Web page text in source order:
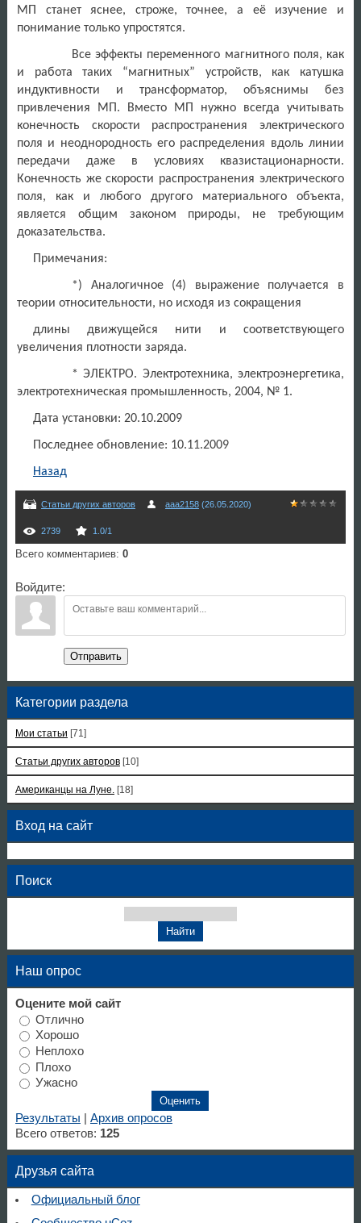
МП станет яснее, строже, точнее, а её изучение и
понимание только упростятся.
Все эффекты переменного магнитного поля, как
и работа таких “магнитных” устройств, как катушка
индуктивности и трансформатор, объяснимы без
привлечения МП. Вместо МП нужно всегда учитывать
конечность скорости распространения электрического
поля и неоднородность его распределения вдоль линии
передачи даже в условиях квазистационарности.
Конечность же скорости распространения электрического
поля, как и любого другого материального объекта,
является общим законом природы, не требующим
доказательства.
Примечания:
*) Аналогичное (4) выражение получается в
теории относительности, но исходя из сокращения
длины движущейся нити и соответствующего
увеличения плотности заряда.
* ЭЛЕКТРО. Электротехника, электроэнергетика,
электротехническая промышленность, 2004, № 1.
Дата установки: 20.10.2009
Последнее обновление: 10.11.2009
Назад
Статьи других авторов aaa2158(26.05.2020)
2739 1.0/1
Всего комментариев: 0
Войдите:
Отправить
Категории раздела
Мои статьи [71]
Статьи других авторов [10]
Американцы на Луне. [18]
Вход на сайт
Поиск
Наш опрос
Оцените мой сайт
Отлично
Хорошо
Неплохо
Плохо
Ужасно
Результаты
Архив опросов
Всего ответов: 125
Друзья сайта
Официальный блог